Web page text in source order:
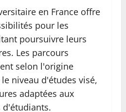
en France offre
pour les
poursuivre leurs
Les parcours
selon l'origine
niveau d'études visé,
adaptées aux